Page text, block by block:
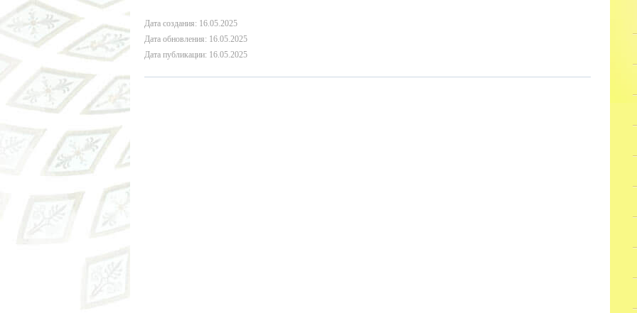
Дата создания: 16.05.2025
Дата обновления: 16.05.2025
Дата публикации: 16.05.2025